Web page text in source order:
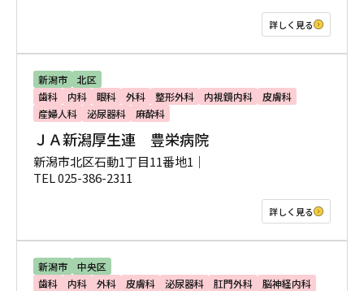
詳しく見る
新潟市
北区
歯科
内科 眼科 外科 整形外科 内視鏡内科
皮膚科
産婦人科
泌尿器科 麻酔科
ＪＡ新潟厚生連 豊栄病院
新潟市北区石動1丁目11番地1｜
TEL 025-386-2311
詳しく見る
新潟市
中央区
歯科
内科 外科 皮膚科 泌尿器科 肛門外科 脳神経内科